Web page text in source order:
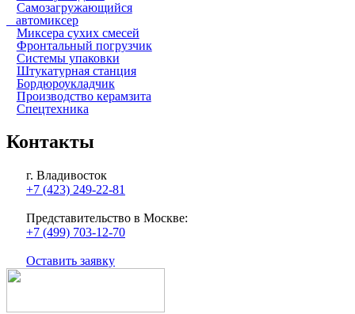
Самозагружающийся
автомиксер
Миксера сухих смесей
Фронтальный погрузчик
Системы упаковки
Штукатурная станция
Бордюроукладчик
Производство керамзита
Спецтехника
Контакты
г. Владивосток
+7 (423) 249-22-81
Представительство в Москве:
+7 (499) 703-12-70
Оставить заявку